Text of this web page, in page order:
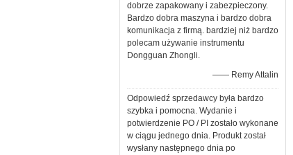
dobrze zapakowany i zabezpieczony.
Bardzo dobra maszyna i bardzo dobra
komunikacja z firmą. bardziej niż bardzo
polecam używanie instrumentu
Dongguan Zhongli.
—— Remy Attalin
Odpowiedź sprzedawcy była bardzo
szybka i pomocna. Wydanie i
potwierdzenie PO / PI zostało wykonane
w ciągu jednego dnia. Produkt został
wysłany następnego dnia po